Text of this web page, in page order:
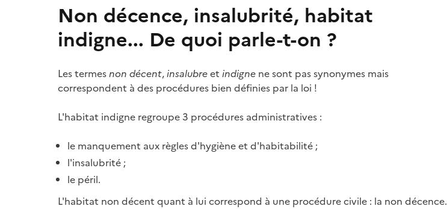
Non décence, insalubrité, habitat
indigne... De quoi parle-t-on ?
Les termesnon décent,insalubreet indigne ne sont pas synonymes mais
correspondent à des procédures bien définies par la loi !
L'habitat indigne regroupe 3 procédures administratives :
le manquement aux règles d'hygiène et d'habitabilité ;
l'insalubrité ;
le péril.
L'habitat non décent quant à lui correspond à une procédure civile : la non décence.